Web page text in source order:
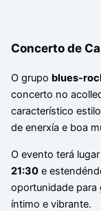
Concerto de
O grupo blues-
concerto no
característico
de enerxía e boa
O evento terá
21:30e
oportunidade para
íntimo e vibrante.